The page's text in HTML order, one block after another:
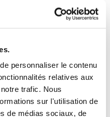
personnaliser le contenu
relatives aux
trafic. Nous
sur l'utilisation de
de médias sociaux, de
droite
3 2005 - 200903